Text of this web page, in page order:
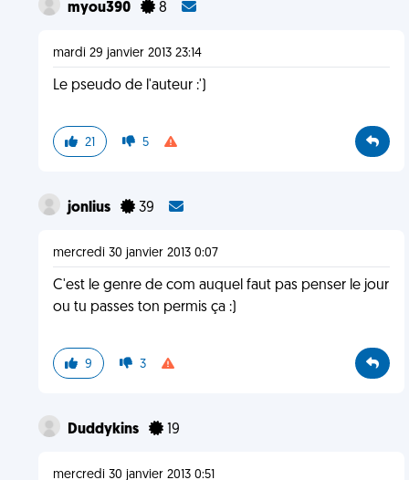
myou390 8
mardi 29 janvier 2013 23:14
Le pseudo de l'auteur :')
21 5
jonlius 39
mercredi 30 janvier 2013 0:07
C'est le genre de com auquel faut pas penser le jour
ou tu passes ton permis ça :)
9 3
Duddykins 19
mercredi 30 janvier 2013 0:51